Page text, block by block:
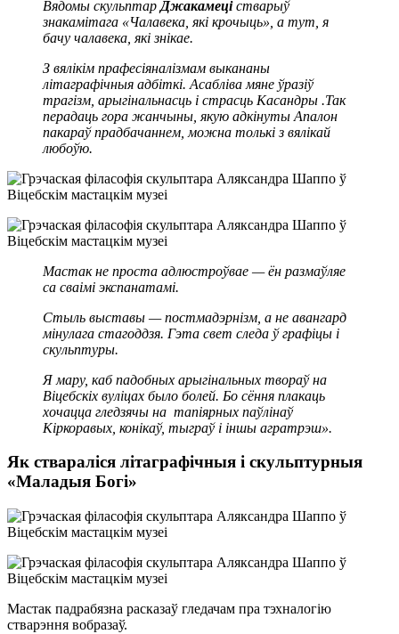
Вядомы скульптар Джакамецістварыў
знакамітага «Чалавека, які крочыць», а тут, я
бачу чалавека, які знікае.
З вялікім прафесіяналізмам выкананы
літаграфічныя адбіткі. Асабліва мяне ўразіў
трагізм, арыгінальнасць і страсць Касандры .Так
перадаць гора жанчыны, якую адкінуты Апалон
пакараў прадбачаннем, можна толькі з вялікай
любоўю.
Мастак не проста адлюстроўвае — ён размаўляе
са сваімі экспанатамі.
Стыль выставы — постмадэрнізм, а не авангард
мінулага стагоддзя. Гэта свет следа ў графіцы і
скульптуры.
Я мару, каб падобных арыгінальных твораў на
Віцебскіх вуліцах было болей. Бо сёння плакаць
хочацца гледзячы на тапіярных паўлінаў
Кіркоравых, конікаў, тыграў і іншы агратрэш».
Як ствараліся літаграфічныя і скульптурныя
«Маладыя Богі»
Мастак падрабязна расказаў гледачам пра тэхналогію
стварэння вобразаў.